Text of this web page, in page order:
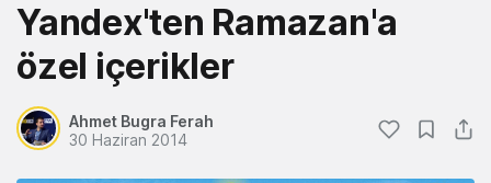
Yandex'ten Ramazan'a
özel içerikler
Ahmet Bugra Ferah
30 Haziran 2014